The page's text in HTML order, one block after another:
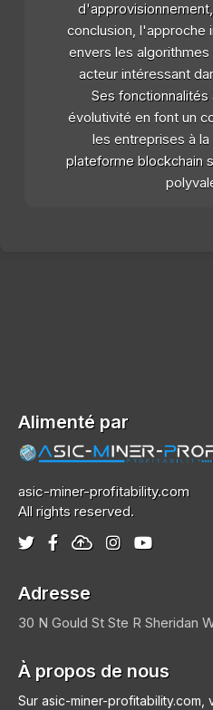
conclusion, l'approche
envers les
acteur intéressant
Ses
évolutivité en font un
les entreprises à
plateforme blockchain
Alimenté par
asic-miner-profitability.com
All rights reserved.
Adresse
30 N Gould St Ste R Sheridan
À propos de nous
Sur asic-miner-